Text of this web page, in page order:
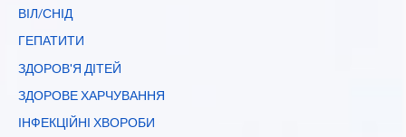
ВІЛ/СНІД
ГЕПАТИТИ
ЗДОРОВ'Я ДІТЕЙ
ЗДОРОВЕ ХАРЧУВАННЯ
ІНФЕКЦІЙНІ ХВОРОБИ